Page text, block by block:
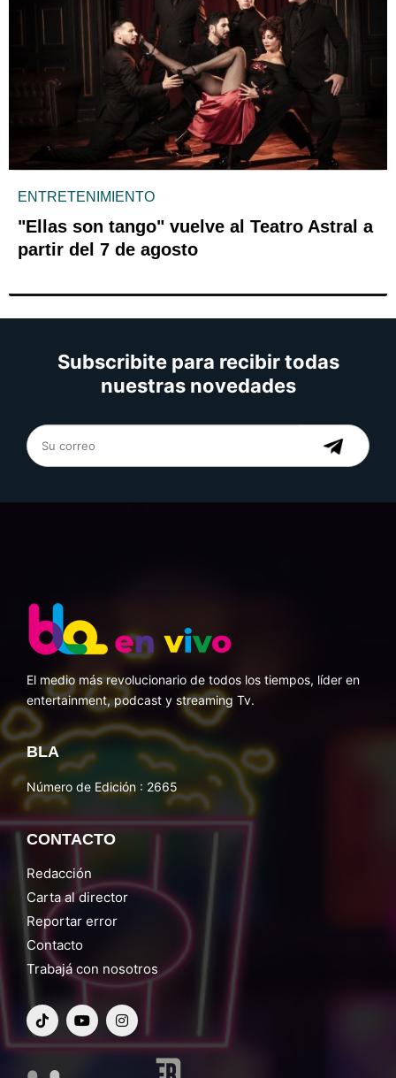
ENTRETENIMIENTO
"Ellas son tango" vuelve al Teatro Astral a
partir del 7 de agosto
Subscribite para recibir todas
nuestras novedades
El medio más revolucionario de todos los tiempos, líder en
entertainment, podcast y streaming Tv.
BLA
Número de Edición : 2665
CONTACTO
Redacción
Carta al director
Reportar error
Contacto
Trabajá con nosotros